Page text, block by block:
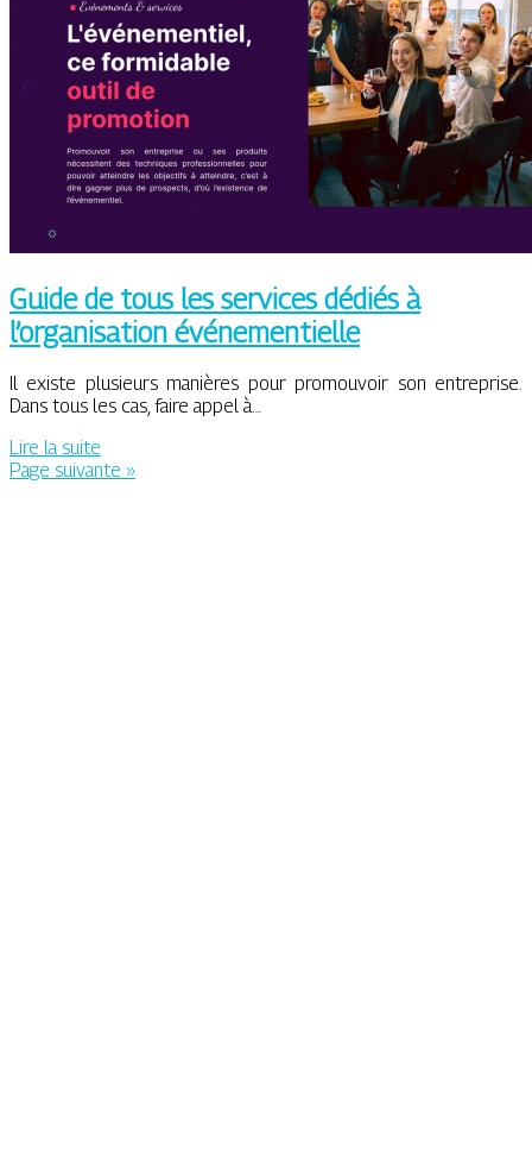
Guide de tous les services dédiés à
l’organisation événementielle
Il existe plusieurs manières pour promouvoir son entreprise.
Dans tous les cas, faire appel à…
Lire la suite
Page suivante »